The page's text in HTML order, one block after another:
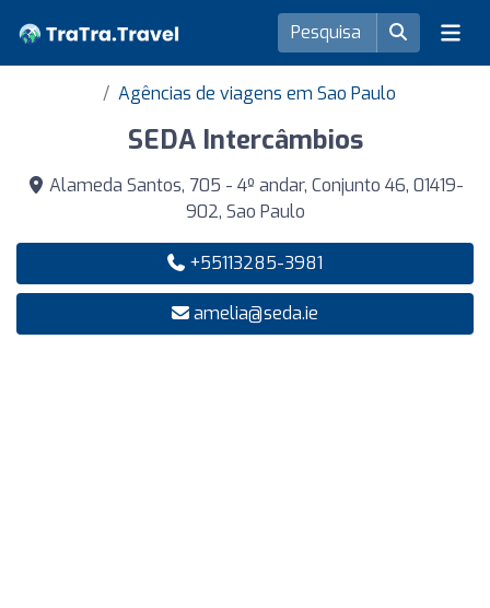
Agências de viagens em Sao Paulo
SEDA Intercâmbios
Alameda Santos, 705 - 4º andar, Conjunto 46, 01419-
902, Sao Paulo
+55113285-3981
amelia@seda.ie